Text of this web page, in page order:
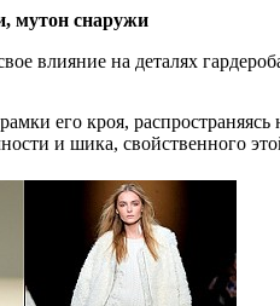
мутон снаружи
влияние на деталях
его кроя,
и шика, свойственного